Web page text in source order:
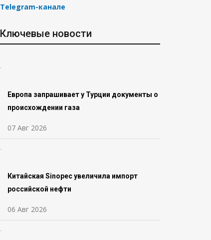
Telegram-канале
Ключевые новости
Европа запрашивает у Турции документы о
происхождении газа
07 Авг 2026
Китайская Sinopec увеличила импорт
российской нефти
06 Авг 2026